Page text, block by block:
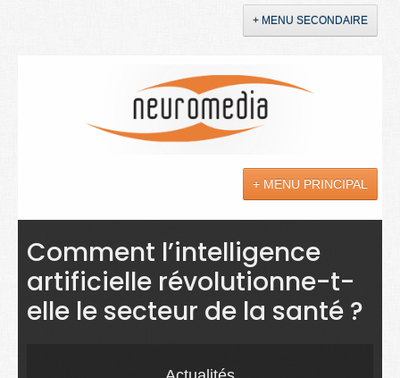
+ MENU SECONDAIRE
+ MENU PRINCIPAL
Actualités
Sciences
Maladies
Comment l’intelligence
artificielle révolutionne-t-
elle le secteur de la santé ?